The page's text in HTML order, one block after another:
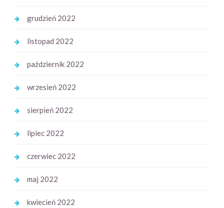
grudzień 2022
listopad 2022
październik 2022
wrzesień 2022
sierpień 2022
lipiec 2022
czerwiec 2022
maj 2022
kwiecień 2022